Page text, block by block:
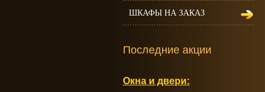
ШКАФЫ НА ЗАКАЗ
Последние акции
Окна и двери: